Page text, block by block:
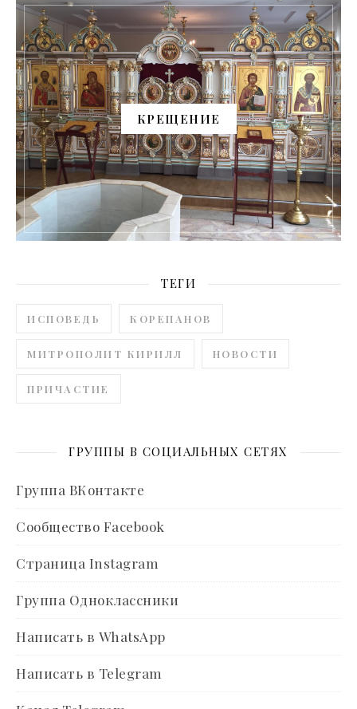
КРЕЩЕНИЕ
ТЕГИ
ИСПОВЕДЬ КОРЕПАНОВ
МИТРОПОЛИТ КИРИЛЛ НОВОСТИ
ПРИЧАСТИЕ
ГРУППЫ В СОЦИАЛЬНЫХ СЕТЯХ
Группа ВКонтакте
Сообщество Facebook
Страница Instagram
Группа Одноклассники
Написать в WhatsApp
Написать в Telegram